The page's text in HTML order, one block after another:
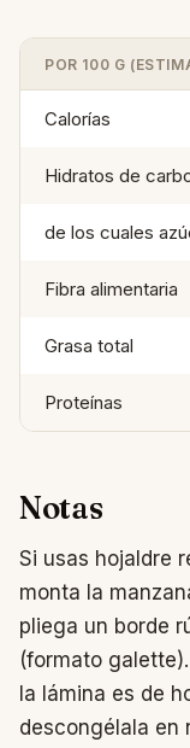
POR 100 G
Calorías
Hidratos de
de los cuales
Fibra alimentaria
Grasa total
Proteínas
Notas
Si usas hojaldre
monta la
pliega un borde
(formato
la lámina es de
descongélala en